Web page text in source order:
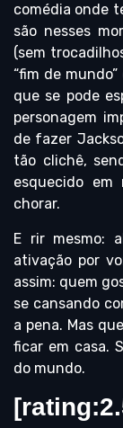
comédia onde
são nesses
(sem
“fim de
que se pode
personagem
de fazer
tão clichê,
esquecido
chorar.
E rir mesmo:
ativação por
assim: quem
se cansando
a pena. Mas
ficar em casa.
do mundo.